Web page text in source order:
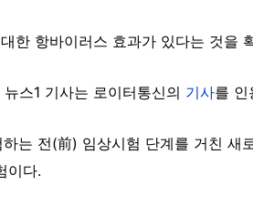
한 항바이러스 효과가 있다는 것을
스1 기사는 로이터통신의 기사를 인
는 전(前) 임상시험 단계를 거친 새
이다.